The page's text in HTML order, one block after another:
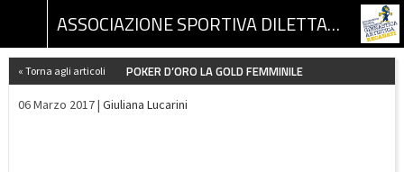
ASSOCIAZIONE SPORTIVA DILETTANTISTICA GINNASTICA ARTISTICA RECANATI
« Torna agli articoli POKER D’ORO LA GOLD FEMMINILE
06 Marzo 2017 | Giuliana Lucarini